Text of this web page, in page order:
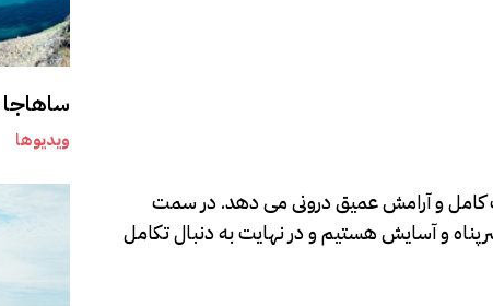
ساهاجا یوگا
ویدیوها
کامل و آرامش عمیق درونی می دهد. در سمت
و آسایش هستیم و در نهایت به دنبال تکامل